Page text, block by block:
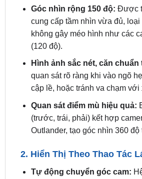
không gây méo hình như các
(120 độ).
Hình ảnh sắc nét, căn
quan sát rõ ràng khi vào ngõ
cập lề, hoặc tránh va chạm
Quan sát điểm mù hiệu quả:
(trước, trái, phải) kết hợp
Outlander, tạo góc nhìn 360 độ
2. Hiển Thị Theo Thao Tác
góc nhìn tương ứng với thao
Xi nhan trái:Hiển thị camera